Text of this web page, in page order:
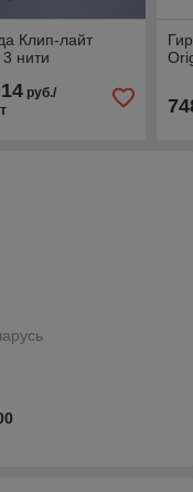
Клип-лайт
нити
руб./